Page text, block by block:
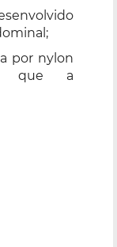
por nylon
que a